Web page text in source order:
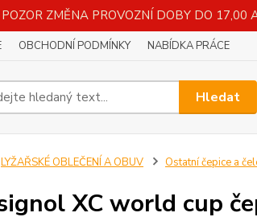
POZOR ZMĚNA PROVOZNÍ DOBY DO 17,00
OBCHODNÍ PODMÍNKY NABÍDKA PRÁCE
Hledat
LYŽAŘSKÉ OBLEČENÍ A OBUV Ostatní čepice a
XC world cup